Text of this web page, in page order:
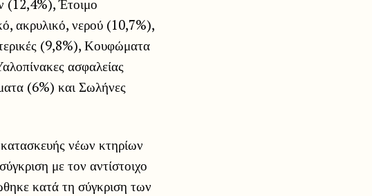
(12,4%), Έτοιμο
ακρυλικό, νερού (10,7%),
(9,8%), Κουφώματα
ασφαλείας
(6%) και Σωλήνες
νέων κτηρίων
με τον αντίστοιχο
κατά τη σύγκριση των